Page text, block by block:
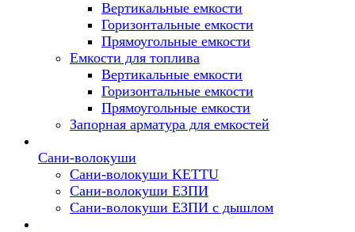
Вертикальные емкости
Горизонтальные емкости
Прямоугольные емкости
Емкоcти для топлива
Вертикальные емкости
Горизонтальные емкости
Прямоугольные емкости
Запорная арматура для емкостей
Сани-волокуши
Сани-волокуши KETTU
Сани-волокуши ЕЗПИ
Сани-волокуши ЕЗПИ с дышлом